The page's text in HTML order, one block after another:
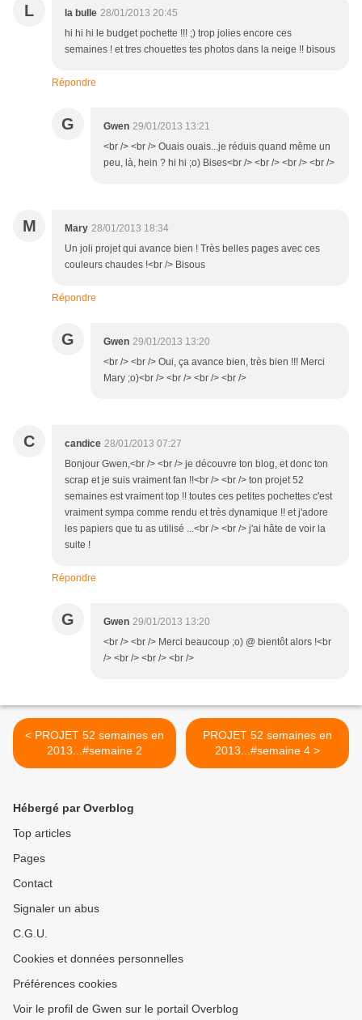
L la bulle 28/01/2013 20:45
hi hi hi le budget pochette !!! ;) trop jolies encore ces
semaines ! et tres chouettes tes photos dans la neige !! bisous
Répondre
G Gwen 29/01/2013 13:21
<br /> <br /> Ouais ouais...je réduis quand même un
peu, là, hein ? hi hi ;o) Bises<br /> <br /> <br /> <br />
M Mary 28/01/2013 18:34
Un joli projet qui avance bien ! Très belles pages avec ces
couleurs chaudes !<br /> Bisous
Répondre
G Gwen 29/01/2013 13:20
<br /> <br /> Oui, ça avance bien, très bien !!! Merci
Mary ;o)<br /> <br /> <br /> <br />
C candice 28/01/2013 07:27
Bonjour Gwen,<br /> <br /> je découvre ton blog, et donc ton
scrap et je suis vraiment fan !!<br /> <br /> ton projet 52
semaines est vraiment top !! toutes ces petites pochettes c'est
vraiment sympa comme rendu et très dynamique !! et j'adore
les papiers que tu as utilisé ...<br /> <br /> j'ai hâte de voir la
suite !
Répondre
G Gwen 29/01/2013 13:20
<br /> <br /> Merci beaucoup ;o) @ bientôt alors !<br
/> <br /> <br /> <br />
< PROJET 52 semaines en
2013...#semaine 2
PROJET 52 semaines en
2013...#semaine 4 >
Hébergé par Overblog
Top articles
Pages
Contact
Signaler un abus
C.G.U.
Cookies et données personnelles
Préférences cookies
Voir le profil de Gwen sur le portail Overblog